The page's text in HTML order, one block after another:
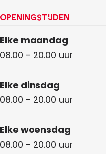
Openingstijden
Elke maandag
08.00 - 20.00 uur
Elke dinsdag
08.00 - 20.00 uur
Elke woensdag
08.00 - 20.00 uur